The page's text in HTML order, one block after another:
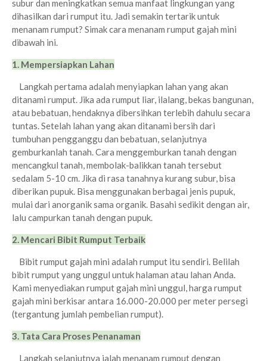
subur dan meningkatkan semua manfaat lingkungan yang
dihasilkan dari rumput itu. Jadi semakin tertarik untuk
menanam rumput? Simak cara menanam rumput gajah mini
dibawah ini.
1. Mempersiapkan Lahan
Langkah pertama adalah menyiapkan lahan yang akan
ditanami rumput. Jika ada rumput liar, ilalang, bekas bangunan,
atau bebatuan, hendaknya dibersihkan terlebih dahulu secara
tuntas. Setelah lahan yang akan ditanami bersih dari
tumbuhan pengganggu dan bebatuan, selanjutnya
gemburkanlah tanah. Cara menggemburkan tanah dengan
mencangkul tanah, membolak-balikkan tanah tersebut
sedalam 5-10 cm. Jika di rasa tanahnya kurang subur, bisa
diberikan pupuk. Bisa menggunakan berbagai jenis pupuk,
mulai dari anorganik sama organik. Basahi sedikit dengan air,
lalu campurkan tanah dengan pupuk.
2. Mencari Bibit Rumput Terbaik
Bibit rumput gajah mini adalah rumput itu sendiri. Belilah
bibit rumput yang unggul untuk halaman atau lahan Anda.
Kami menyediakan rumput gajah mini unggul, harga rumput
gajah mini berkisar antara 16.000-20.000 per meter persegi
(tergantung jumlah pembelian rumput).
3. Tata Cara Proses Penanaman
Langkah selanjutnya ialah menanam rumput dengan